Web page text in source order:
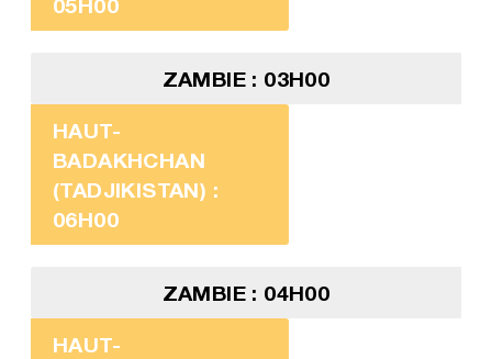
ZAMBIE : 03H00
HAUT-
BADAKHCHAN
(TADJIKISTAN) :
06H00
ZAMBIE : 04H00
HAUT-